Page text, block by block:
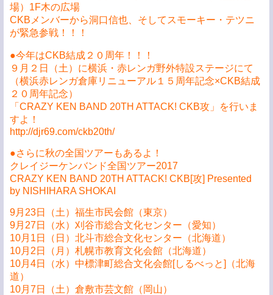
場）1F木の広場
CKBメンバーから洞口信也、そしてスモーキー・テツニ
が緊急参戦！！！
●今年はCKB結成２０周年！！！
９月２日（土）に横浜・赤レンガ野外特設ステージにて
（横浜赤レンガ倉庫リニューアル１５周年記念×CKB結成
２０周年記念）
「CRAZY KEN BAND 20TH ATTACK! CKB攻」を行いま
すよ！
http://djr69.com/ckb20th/
●さらに秋の全国ツアーもあるよ！
クレイジーケンバンド全国ツアー2017
CRAZY KEN BAND 20TH ATTACK! CKB[攻] Presented
by NISHIHARA SHOKAI
9月23日（土）福生市民会館（東京）
9月27日（水）刈谷市総合文化センター（愛知）
10月1日（日）北斗市総合文化センター（北海道）
10月2日（月）札幌市教育文化会館（北海道）
10月4日（水）中標津町総合文化会館[しるべっと]（北海
道）
10月7日（土）倉敷市芸文館（岡山）